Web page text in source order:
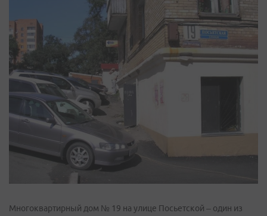
Многоквартирный дом № 19 на улице Посьетской – один из